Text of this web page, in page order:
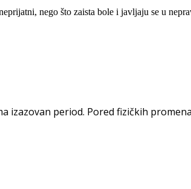
nego što zaista bole i javljaju se u
period. Pored fizičkih